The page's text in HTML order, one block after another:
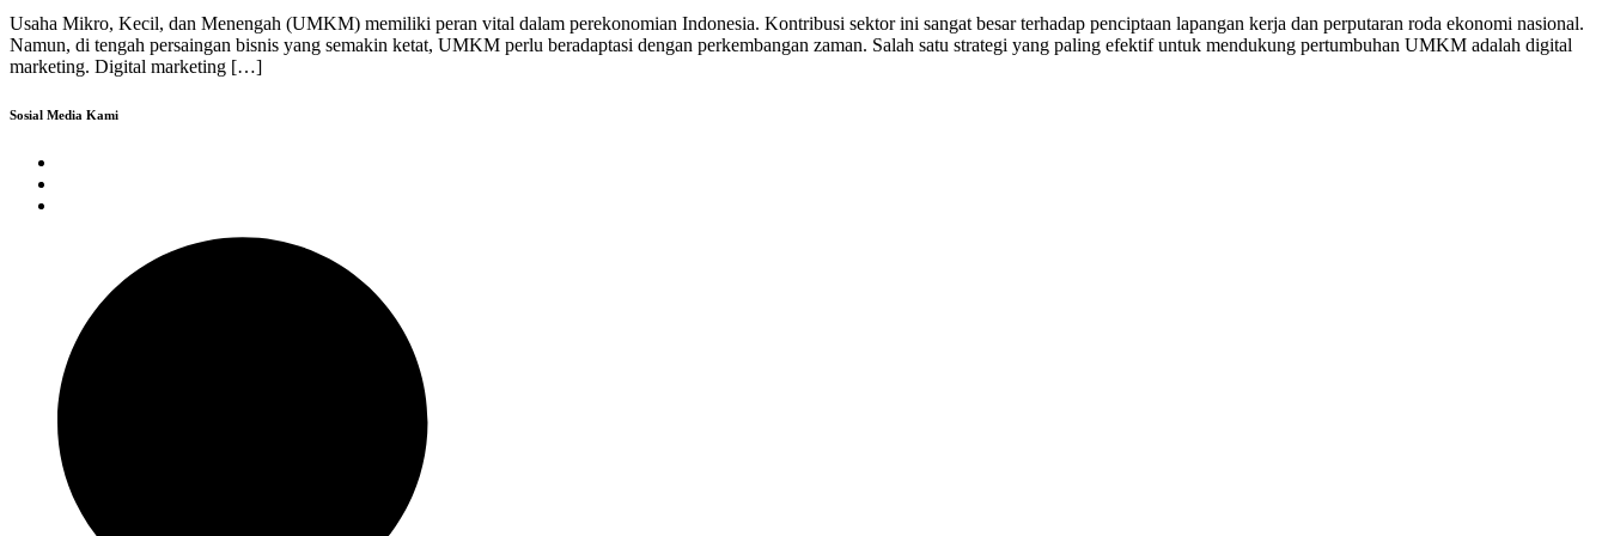
Usaha Mikro, Kecil, dan Menengah (UMKM) memiliki peran vital dalam perekonomian Indonesia. Kontribusi sektor ini sangat besar terhadap penciptaan lapangan kerja dan perputaran roda ekonomi nasional.
Namun, di tengah persaingan bisnis yang semakin ketat, UMKM perlu beradaptasi dengan perkembangan zaman. Salah satu strategi yang paling efektif untuk mendukung pertumbuhan UMKM adalah digital
marketing. Digital marketing […]
Sosial Media Kami